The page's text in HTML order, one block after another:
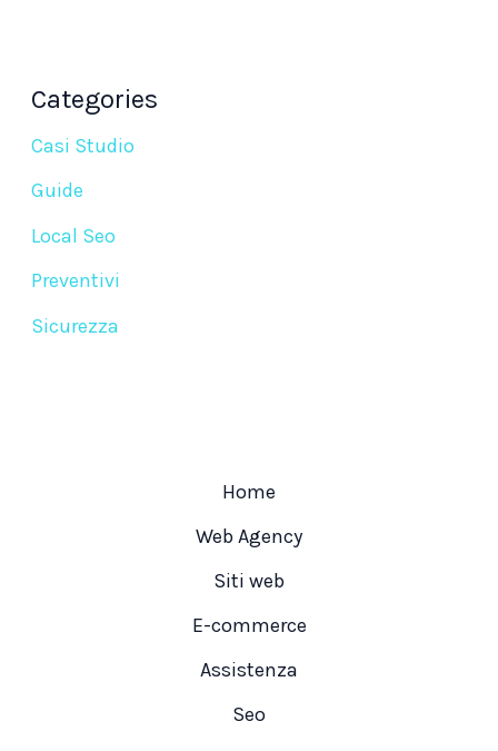
Categories
Casi Studio
Guide
Local Seo
Preventivi
Sicurezza
Home
Web Agency
Siti web
E-commerce
Assistenza
Seo